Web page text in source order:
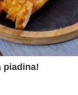
piadina!